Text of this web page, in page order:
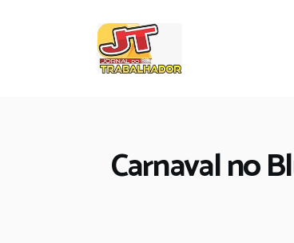
Carnaval no